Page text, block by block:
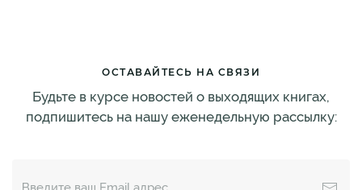
ОСТАВАЙТЕСЬ НА СВЯЗИ
Будьте в курсе новостей о выходящих книгах,
подпишитесь на нашу еженедельную рассылку: